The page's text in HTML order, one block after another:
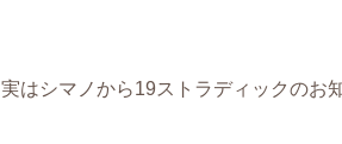
実はシマノから19ストラディックのお